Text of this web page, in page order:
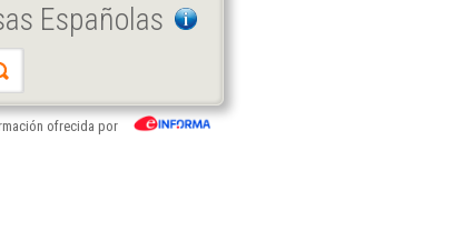
Españolas
ofrecida por